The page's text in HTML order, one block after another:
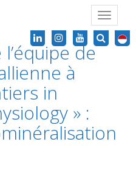
Toggle
de
à
in
» :